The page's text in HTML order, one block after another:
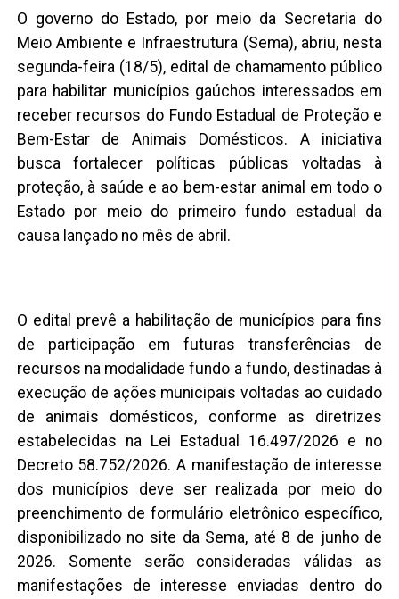
O governo do Estado, por meio da Secretaria do
Meio Ambiente e Infraestrutura (Sema), abriu, nesta
segunda-feira (18/5), edital de chamamento público
para habilitar municípios gaúchos interessados em
receber recursos do Fundo Estadual de Proteção e
Bem-Estar de Animais Domésticos. A iniciativa
busca fortalecer políticas públicas voltadas à
proteção, à saúde e ao bem-estar animal em todo o
Estado por meio do primeiro fundo estadual da
causa lançado no mês de abril.
O edital prevê a habilitação de municípios para fins
de participação em futuras transferências de
recursos na modalidade fundo a fundo, destinadas à
execução de ações municipais voltadas ao cuidado
de animais domésticos, conforme as diretrizes
estabelecidas na Lei Estadual 16.497/2026 e no
Decreto 58.752/2026. A manifestação de interesse
dos municípios deve ser realizada por meio do
preenchimento de formulário eletrônico específico,
disponibilizado no site da Sema, até 8 de junho de
2026. Somente serão consideradas válidas as
manifestações de interesse enviadas dentro do